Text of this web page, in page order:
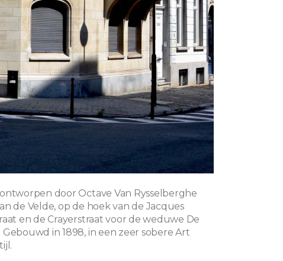
door Octave Van Rysselberghe
de Velde, op de hoek van de Jacques
en de Crayerstraat voor de weduwe De
in 1898, in een zeer sobere Art